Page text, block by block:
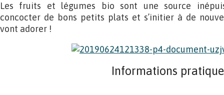
Les fruits et légumes bio sont une source
concocter de bons petits plats et s’initier à de
vont adorer !
Informations